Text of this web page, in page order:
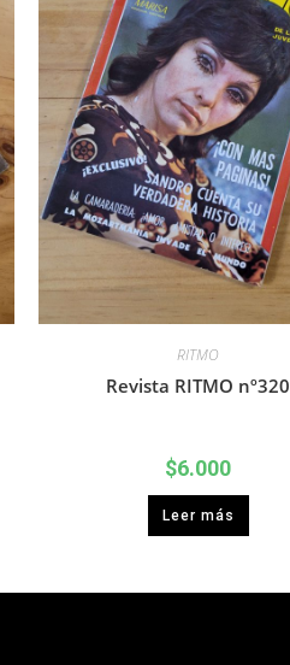
RITMO
Revista RITMO nº320
$6.000
Leer más